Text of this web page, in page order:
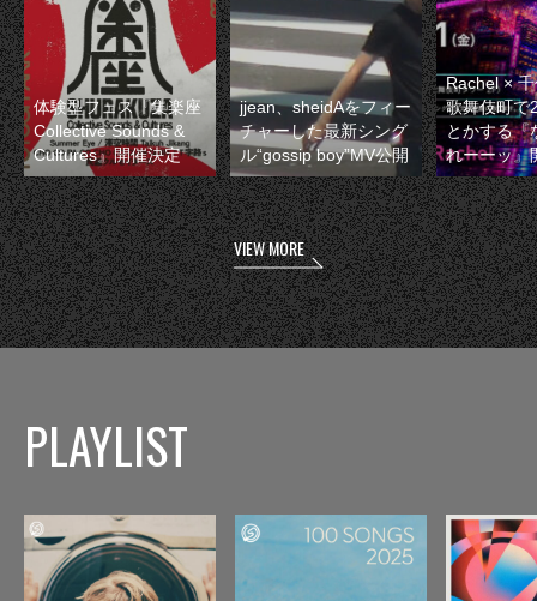
体験型フェス『集楽座
Collective Sounds &
Cultures』開催決定
jjean、sheidAをフィー
チャーした最新シング
ル“gossip boy”MV公開
Rachel ×
歌舞伎町で
とかする『
れーーッ』
VIEW MORE
PLAYLIST